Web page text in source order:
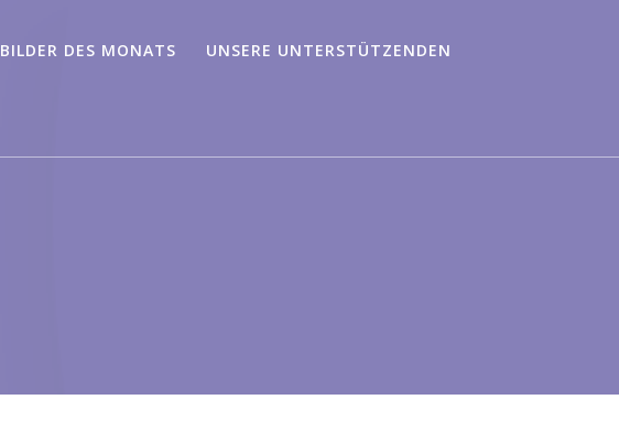
BILDER DES MONATS UNSERE UNTERSTÜTZENDEN